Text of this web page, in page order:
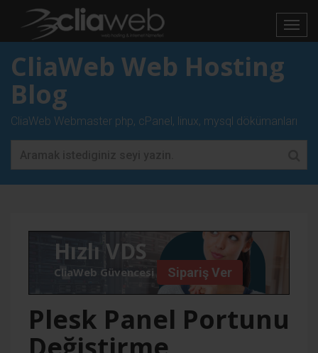
CliaWeb Web Hosting
Blog
CliaWeb Webmaster php, cPanel, linux, mysql dökümanları
Hızlı VDS
CliaWeb Güvencesi İleSipariş Ver
Plesk Panel Portunu